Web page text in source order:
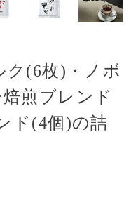
(6枚)・ノボ
煎ブレンド
ド(4個)の詰